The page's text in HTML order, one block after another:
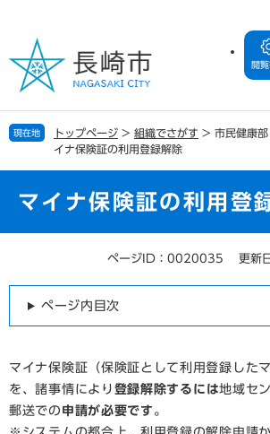
の
で
す
ー
ば
し
閲
現在地 トップページ > 組織でさがす > 市民健康部
イナ保険証の利用登録解除
マイナ保険証の利用登
ページID：0020035 更新
ページ内目次
マイナ保険証（保険証として利用登録した
を、諸事情により 登録解除するには地域セ
郵送での​ 申請が必要です。